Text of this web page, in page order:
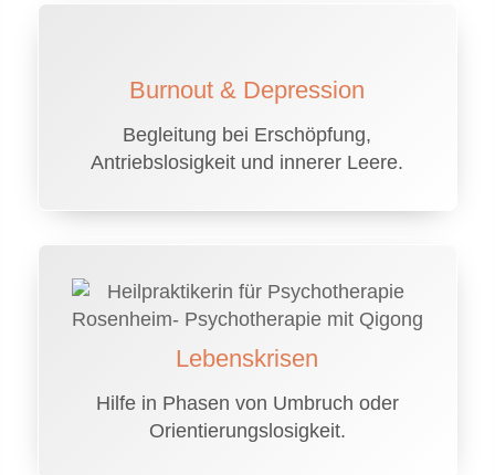
Burnout & Depression
Begleitung bei Erschöpfung,
Antriebslosigkeit und innerer Leere.
Lebenskrisen
Hilfe in Phasen von Umbruch oder
Orientierungslosigkeit.